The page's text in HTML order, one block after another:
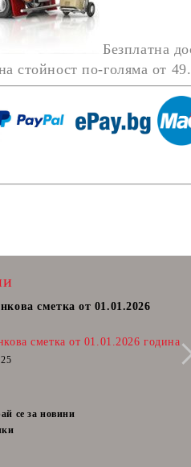
Безплатна
стойност по-голяма от
сметка от 01.01.2026
сметка от 01.01.2026 година
се за новини